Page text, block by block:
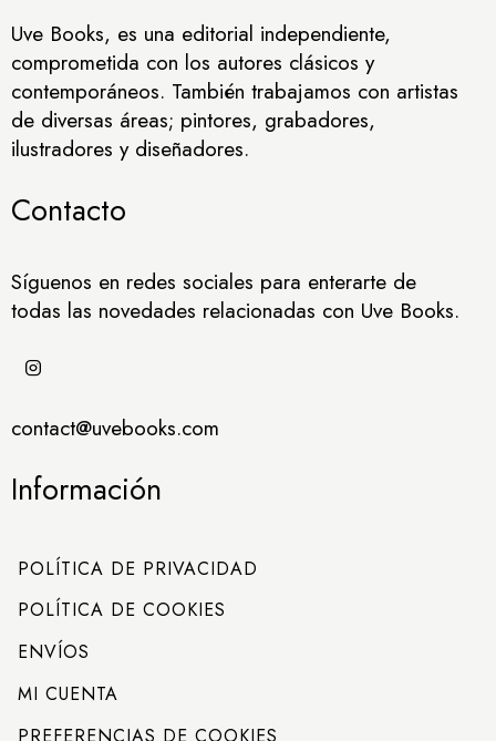
Uve Books, es una editorial independiente,
comprometida con los autores clásicos y
contemporáneos. También trabajamos con artistas
de diversas áreas; pintores, grabadores,
ilustradores y diseñadores.
Contacto
Síguenos en redes sociales para enterarte de
todas las novedades relacionadas con Uve Books.
contact@uvebooks.com
Información
POLÍTICA DE PRIVACIDAD
POLÍTICA DE COOKIES
ENVÍOS
MI CUENTA
PREFERENCIAS DE COOKIES